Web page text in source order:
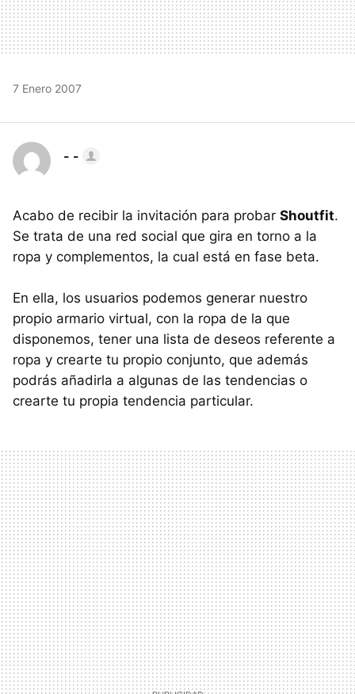
7 Enero 2007
- -
Acabo de recibir la invitación para probar Shoutfit.
Se trata de una red social que gira en torno a la
ropa y complementos, la cual está en fase beta.
En ella, los usuarios podemos generar nuestro
propio armario virtual, con la ropa de la que
disponemos, tener una lista de deseos referente a
ropa y crearte tu propio conjunto, que además
podrás añadirla a algunas de las tendencias o
crearte tu propia tendencia particular.